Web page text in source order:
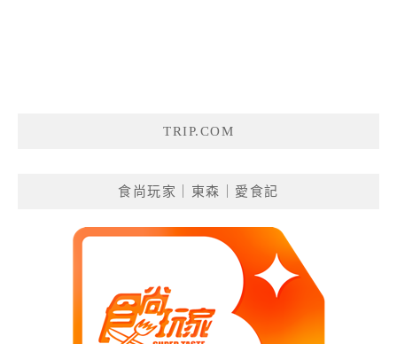
TRIP.COM
食尚玩家｜東森｜愛食記